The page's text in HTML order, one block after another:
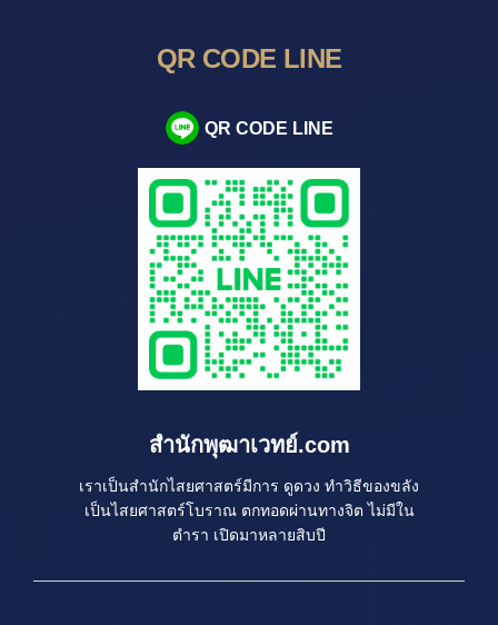
QR CODE LINE
QR CODE LINE
สำนักพุฒาเวทย์.com
เราเป็นสำนักไสยศาสตร์มีการ ดูดวง ทำวิธีของขลัง
เป็นไสยศาสตร์โบราณ ตกทอดผ่านทางจิต ไม่มีใน
ตำรา เปิดมาหลายสิบปี